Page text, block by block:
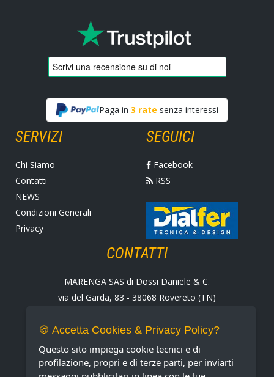
Paga in 3 rate senza interessi
SERVIZI
Chi Siamo
Contatti
NEWS
Condizioni Generali
Privacy
SEGUICI
Facebook
RSS
CONTATTI
MARENGA SAS di Dossi Daniele & C.
via del Garda, 83 - 38068 Rovereto (TN)
Fax +39 0464 430938
E-mail: marenga@marenga.it
Partita IVA IT02232370227
🍪 Accetta Cookies & Privacy Policy?
Questo sito impiega cookie tecnici e di
profilazione, propri e di terze parti, per inviarti